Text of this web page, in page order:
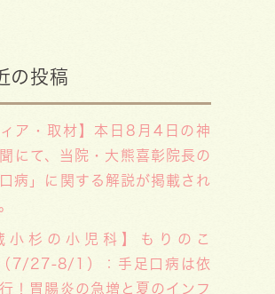
の投稿
ィア・取材】本日8月4日の神
にて、当院・大熊喜彰院長の
口病」に関する解説が掲載され
小杉の小児科】もりのこ
（7/27-8/1）：手足口病は依
！胃腸炎の急増と夏のインフ